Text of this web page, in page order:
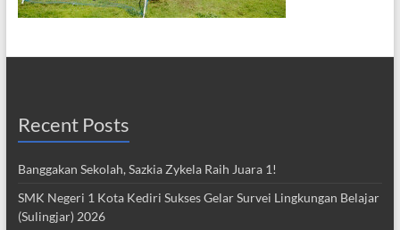
Recent Posts
Banggakan Sekolah, Sazkia Zykela Raih Juara 1!
SMK Negeri 1 Kota Kediri Sukses Gelar Survei Lingkungan Belajar
(Sulingjar) 2026